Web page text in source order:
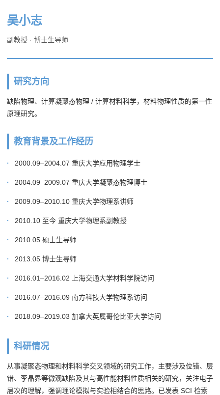
吴小志
副教授 · 博士生导师
研究方向
缺陷物理、计算凝聚态物理 / 计算材料科学，材料物理性质的第一性
原理研究。
教育背景及工作经历
2000.09–2004.07 重庆大学应用物理学士
2004.09–2009.07 重庆大学凝聚态物理博士
2009.09–2010.10 重庆大学物理系讲师
2010.10 至今 重庆大学物理系副教授
2010.05 硕士生导师
2013.05 博士生导师
2016.01–2016.02 上海交通大学材料学院访问
2016.07–2016.09 南方科技大学物理系访问
2018.09–2019.03 加拿大英属哥伦比亚大学访问
科研情况
从事凝聚态物理和材料科学交叉领域的研究工作，主要涉及位错、层
错、孪晶界等微观缺陷及其与高性能材料性质相关的研究，关注电子
层次的理解，强调理论模拟与实验相结合的思路。已发表 SCI 检索